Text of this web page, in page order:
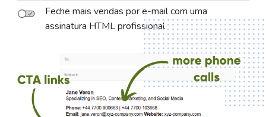
Feche mais vendas por e-mail com uma
assinatura HTML profissional